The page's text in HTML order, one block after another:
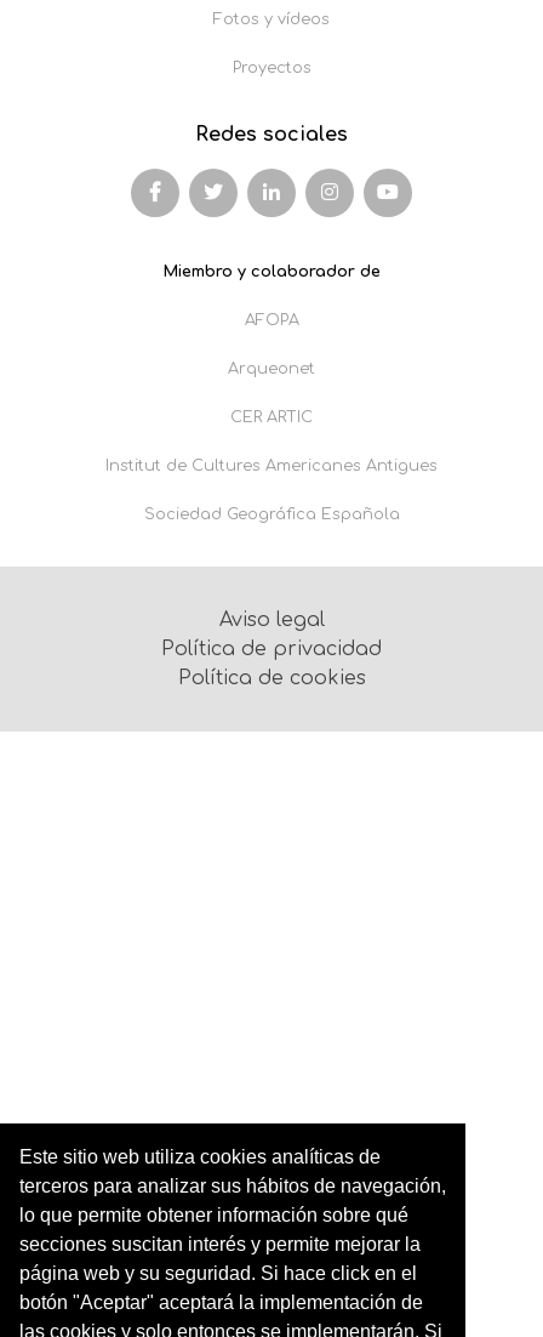
Este sitio web utiliza cookies analíticas de
terceros para analizar sus hábitos de navegación,
lo que permite obtener información sobre qué
secciones suscitan interés y permite mejorar la
página web y su seguridad. Si hace click en el
botón "Aceptar" aceptará la implementación de
las cookies y solo entonces se implementarán. Si
Fotos y vídeos
Proyectos
Redes sociales
Miembro y colaborador de
AFOPA
Arqueonet
CER ARTIC
Institut de Cultures Americanes Antigues
Sociedad Geográfica Española
Aviso legal
Política de privacidad
Política de cookies